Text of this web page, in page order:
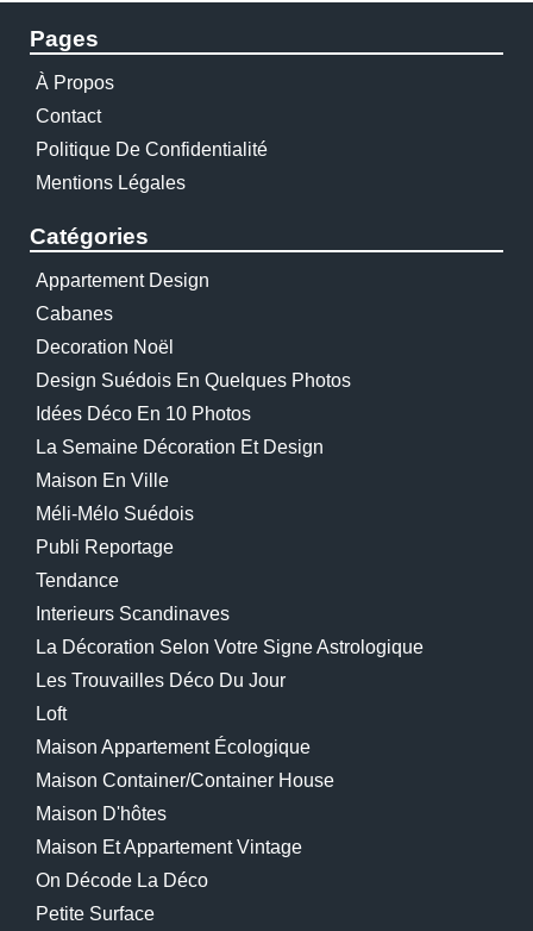
Pages
À Propos
Contact
Politique De Confidentialité
Mentions Légales
Catégories
Appartement Design
Cabanes
Decoration Noël
Design Suédois En Quelques Photos
Idées Déco En 10 Photos
La Semaine Décoration Et Design
Maison En Ville
Méli-Mélo Suédois
Publi Reportage
Tendance
Interieurs Scandinaves
La Décoration Selon Votre Signe Astrologique
Les Trouvailles Déco Du Jour
Loft
Maison Appartement Écologique
Maison Container/container House
Maison D'hôtes
Maison Et Appartement Vintage
On Décode La Déco
Petite Surface